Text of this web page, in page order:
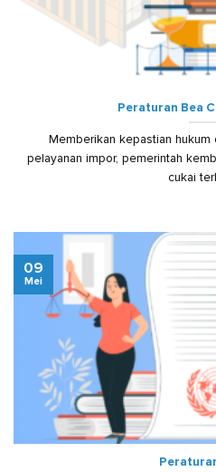
Peraturan Bea
Memberikan kepastian
pelayanan impor, pemerintah
cukai
09
Mei